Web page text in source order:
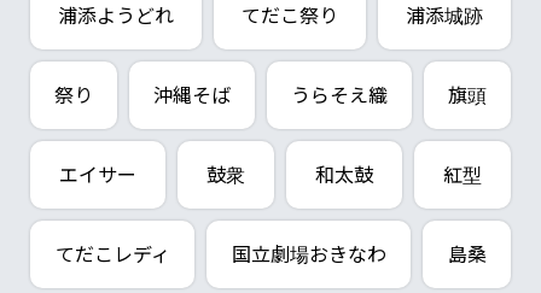
浦添ようどれ てだこ祭り 浦添城跡
祭り 沖縄そば うらそえ織 旗頭
エイサー 鼓衆 和太鼓 紅型
てだこレディ 国立劇場おきなわ 島桑